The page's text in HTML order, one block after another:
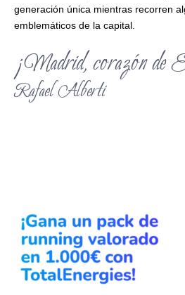
generación única mientras recorren
emblemáticos de la capital.
¡Madrid, corazón de
Rafael Alberti